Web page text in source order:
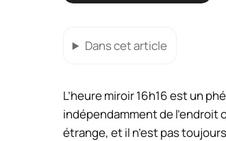
Dans cet article
L’heure miroir 16h16 est un
indépendamment de l’endroit
étrange, et il n’est pas